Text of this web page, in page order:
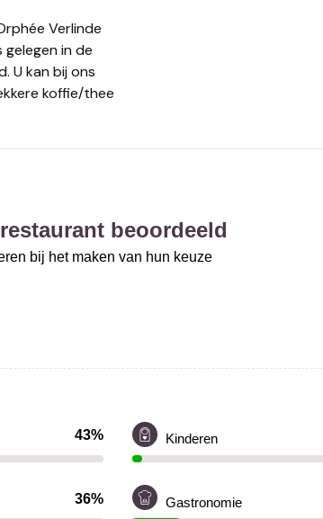
in de
U kan bij ons
koffie/thee
beoordeeld
bij het maken van hun keuze
43% Kinderen
36% Gastronomie